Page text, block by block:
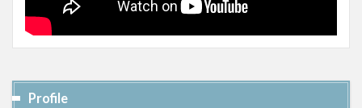
Profile